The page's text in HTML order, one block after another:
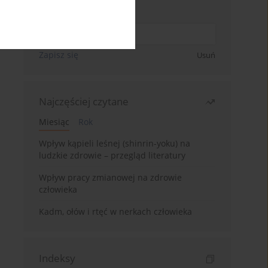
Zapisz się Usuń
Najczęściej czytane
Miesiąc
Rok
Wpływ kąpieli leśnej (shinrin-yoku) na
ludzkie zdrowie – przegląd literatury
Wpływ pracy zmianowej na zdrowie
człowieka
Kadm, ołów i rtęć w nerkach człowieka
Indeksy